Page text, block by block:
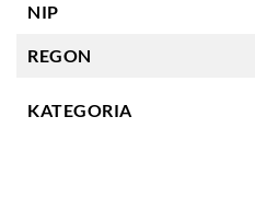
NIP
REGON
KATEGORIA